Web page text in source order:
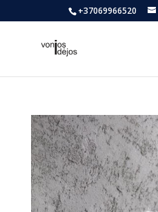
+37069966520